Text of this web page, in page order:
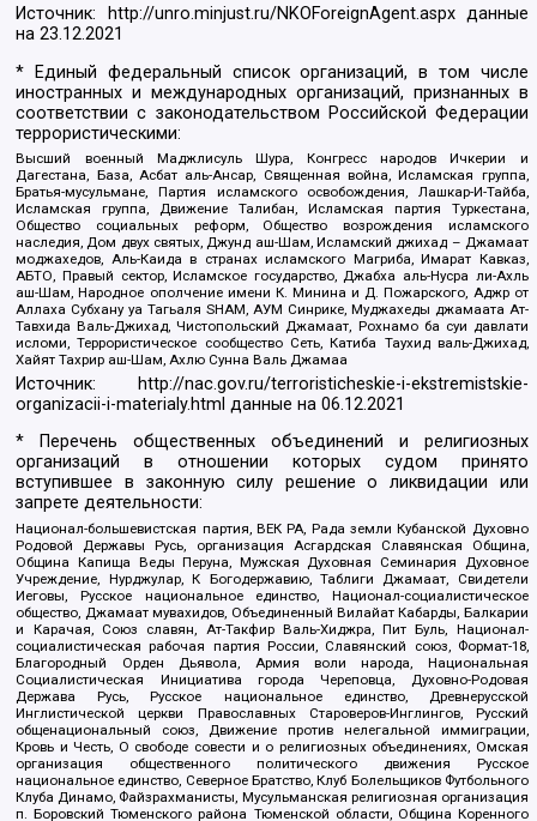
Источник: http://unro.minjust.ru/NKOForeignAgent.aspxданные
на23.12.2021
* Единый федеральный список организаций, в том числе
иностранных и международных организаций, признанных в
соответствии с законодательством Российской Федерации
террористическими:
Высший военный Маджлисуль Шура, Конгресс народов Ичкерии и
Дагестана, База, Асбат аль-Ансар, Священная война, Исламская группа,
Братья-мусульмане, Партия исламского освобождения, Лашкар-И-Тайба,
Исламская группа, Движение Талибан, Исламская партия Туркестана,
Общество социальных реформ, Общество возрождения исламского
наследия, Дом двух святых, Джунд аш-Шам, Исламский джихад – Джамаат
моджахедов, Аль-Каида в странах исламского Магриба, Имарат Кавказ,
АБТО, Правый сектор, Исламское государство, Джабха аль-Нусра ли-Ахль
аш-Шам, Народное ополчение имени К. Минина и Д. Пожарского, Аджр от
Аллаха Субхану уа Тагьаля SHAM, АУМ Синрике, Муджахеды джамаата Ат-
Тавхида Валь-Джихад, Чистопольский Джамаат, Рохнамо ба суи давлати
исломи, Террористическое сообщество Сеть, Катиба Таухид валь-Джихад,
Хайят Тахрир аш-Шам, Ахлю Сунна Валь Джамаа
Источник:
http://nac.gov.ru/terroristicheskie-i-ekstremistskie-
organizacii-i-materialy.html данные на06.12.2021
* Перечень общественных объединений и религиозных
организаций в отношении которых судом принято
вступившее в законную силу решение о ликвидации или
запрете деятельности:
Национал-большевистская партия, ВЕК РА, Рада земли Кубанской Духовно
Родовой Державы Русь, организация Асгардская Славянская Община,
Община Капища Веды Перуна, Мужская Духовная Семинария Духовное
Учреждение, Нурджулар, К Богодержавию, Таблиги Джамаат, Свидетели
Иеговы, Русское национальное единство, Национал-социалистическое
общество, Джамаат мувахидов, Объединенный Вилайат Кабарды, Балкарии
и Карачая, Союз славян, Ат-Такфир Валь-Хиджра, Пит Буль, Национал-
социалистическая рабочая партия России, Славянский союз, Формат-18,
Благородный Орден Дьявола, Армия воли народа, Национальная
Социалистическая Инициатива города Череповца, Духовно-Родовая
Держава Русь, Русское национальное единство, Древнерусской
Инглистической церкви Православных Староверов-Инглингов, Русский
общенациональный союз, Движение против нелегальной иммиграции,
Кровь и Честь, О свободе совести и о религиозных объединениях, Омская
организация общественного политического движения Русское
национальное единство, Северное Братство, Клуб Болельщиков Футбольного
Клуба Динамо, Файзрахманисты, Мусульманская религиозная организация
п. Боровский Тюменского района Тюменской области, Община Коренного